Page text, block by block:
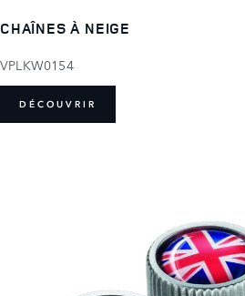
CHAÎNES À NEIGE
VPLKW0154
DÉCOUVRIR